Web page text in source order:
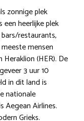
zonnige plek
heerlijke plek
restaurants,
mensen
(HER). De
3 uur 10
in dit land is
nationale
Aegean Airlines.
Grieks.